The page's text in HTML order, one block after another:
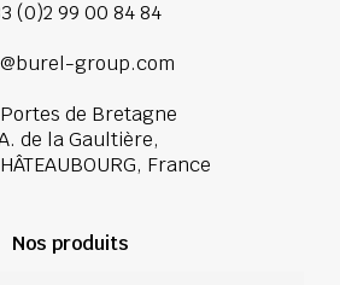
(0)2 99 00 84 84
group.com
de Bretagne
de la Gaultière,
France
Nos produits